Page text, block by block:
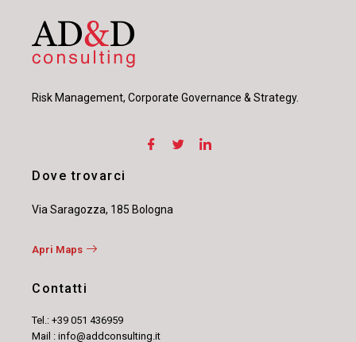
Risk Management, Corporate Governance & Strategy.
Dove trovarci
Via Saragozza, 185 Bologna
Apri Maps
Contatti
Tel.: +39 051 436959
Mail : info@addconsulting.it